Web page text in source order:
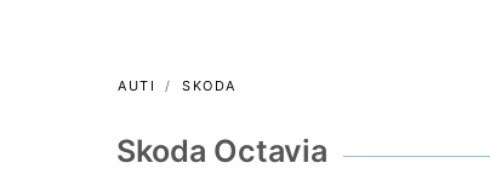
AUTI SKODA
Skoda Octavia